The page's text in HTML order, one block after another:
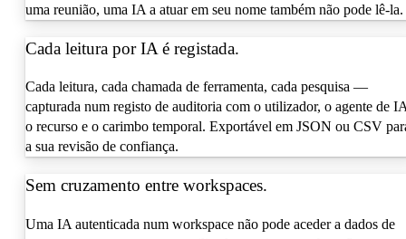
uma reunião, uma IA a atuar em seu nome também não pode lê-la.
Cada leitura por IA é registada.
Cada leitura, cada chamada de ferramenta, cada pesquisa —
capturada num registo de auditoria com o utilizador, o agente de
o recurso e o carimbo temporal. Exportável em JSON ou CSV
a sua revisão de confiança.
Sem cruzamento entre workspaces.
Uma IA autenticada num workspace não pode aceder a dados de